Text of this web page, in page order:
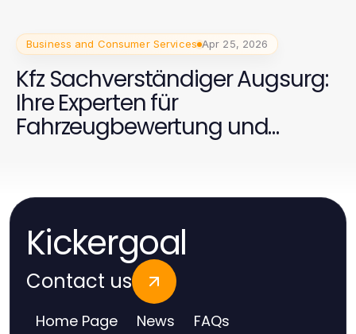
Business and Consumer Services Apr 25, 2026
Kfz Sachverständiger Augsurg:
Ihre Experten für
Fahrzeugbewertung und
Kickergoal
Contact us
Home Page News FAQs